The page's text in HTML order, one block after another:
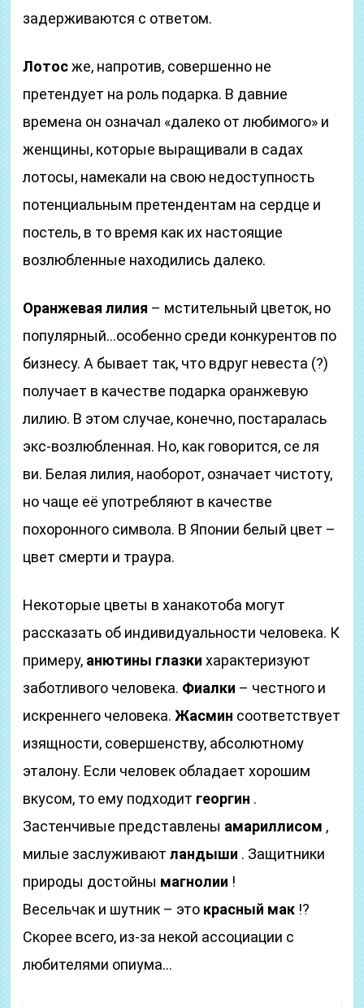
задерживаются с ответом.
Лотосже, напротив, совершенно не
претендует на роль подарка. В давние
времена он означал «далеко от любимого» и
женщины, которые выращивали в садах
лотосы, намекали на свою недоступность
потенциальным претендентам на сердце и
постель, в то время как их настоящие
возлюбленные находились далеко.
Оранжевая лилия – мстительный цветок, но
популярный…особенно среди конкурентов по
бизнесу. А бывает так, что вдруг невеста (?)
получает в качестве подарка оранжевую
лилию. В этом случае, конечно, постаралась
экс-возлюбленная. Но, как говорится, се ля
ви. Белая лилия, наоборот, означает чистоту,
но чаще её употребляют в качестве
похоронного символа. В Японии белый цвет –
цвет смерти и траура.
Некоторые цветы в ханакотоба могут
рассказать об индивидуальности человека. К
примеру, анютины глазки характеризуют
заботливого человека. Фиалки – честного и
искреннего человека.Жасмин соответствует
изящности, совершенству, абсолютному
эталону. Если человек обладает хорошим
вкусом, то ему подходит георгин .
Застенчивые представлены амариллисом ,
милые заслуживаютландыши . Защитники
природы достойны магнолии !
Весельчак и шутник – это красный мак !?
Скорее всего, из-за некой ассоциации с
любителями опиума…